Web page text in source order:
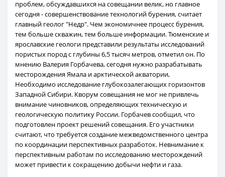
проблем, обсуждавшихся на совещании велик, но главное
сегодня - совершенствование технологий бурения, считает
главный геолог "Недр". Чем экономичнее процесс бурения,
тем больше скважин, тем больше информации. Тюменские и
ярославские геологи представили результаты исследований
пористых пород с глубины 6,5 тысяч метров, отметил он. По
мнению Валерия Горбачева, сегодня нужно разрабатывать
месторождения Ямала и арктической акватории,
Необходимо исследование глубокозалегающих горизонтов
Западной Сибири. Кворум совещания не мог не привлечь
внимание чиновников, определяющих техническую и
геологическую политику России. Горбачев сообщил, что
подготовлен проект решений совещания. Его участники
считают, что требуется создание межведомственного центра
по координации перспективных разработок. Невнимание к
перспективным работам по исследованию месторождений
может привести к сокращению добычи нефти и газа.